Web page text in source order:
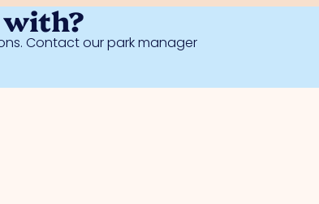
Contact our park manager